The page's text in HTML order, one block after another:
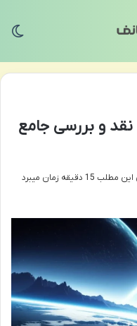
و بررسی جامع
15 دقیقه زمان میبرد